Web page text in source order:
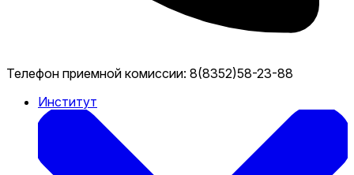
Телефон приемной комиссии: 8(8352)58-23-88
Институт